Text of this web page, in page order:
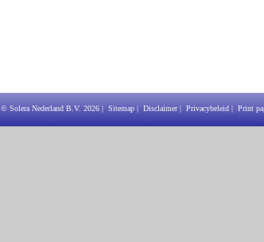
© Solera Nederland B.V. 2026 | Sitemap | Disclaimer| Privacybeleid | Print